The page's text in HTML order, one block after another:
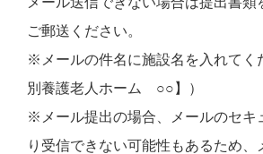
ご郵送ください。
※メールの件名に施設名を入れてく
別養護老人ホーム ○○】）
※メール提出の場合、メールのセキ
り受信できない可能性もあるため、